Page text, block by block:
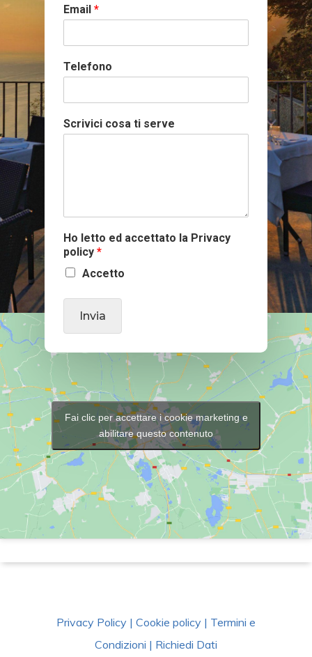
Email *
Telefono
Scrivici cosa ti serve
Ho letto ed accettato la Privacy
policy *
Accetto
Invia
Fai clic per accettare i cookie marketing e
abilitare questo contenuto
Privacy Policy | Cookie policy | Termini e
Condizioni | Richiedi Dati